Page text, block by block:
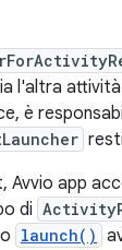
l'altra
è
Avvio app
di
launch()